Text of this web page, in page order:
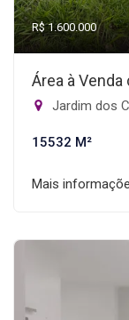
R$ 1.600.000
Área à
Jardim dos
15532 M²
Mais